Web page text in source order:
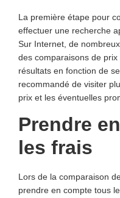
La première étape pour
effectuer une recherche
Sur Internet, de
des comparaisons de
résultats en fonction de
recommandé de visiter
prix et les éventuelles
Prendre
les frais
Lors de la comparaison
prendre en compte tous